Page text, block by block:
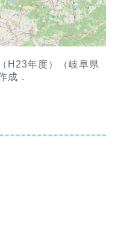
H23年度）（岐阜県
成．